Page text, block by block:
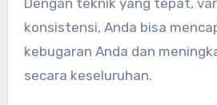
konsistensi, Anda bisa
kebugaran Anda dan
secara keseluruhan.